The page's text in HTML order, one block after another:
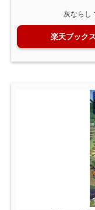
灰ならし
楽天ブックス